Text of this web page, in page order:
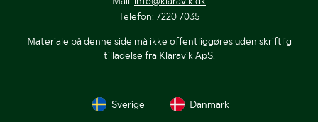
Telefon: 7220 7035
Materiale på denne side må ikke offentliggøres uden skriftlig
tilladelse fra Klaravik ApS.
Sverige Danmark